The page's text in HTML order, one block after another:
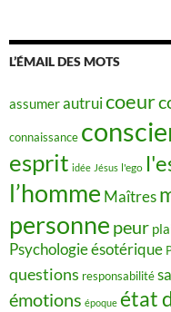
L’ÉMAIL DES MOTS
assumerautruicoeur
connaissance
esprit idée Jésus l'ego
l’homme Maîtres
personne peur
Psychologie ésotérique
questions responsabilité
émotions époque état